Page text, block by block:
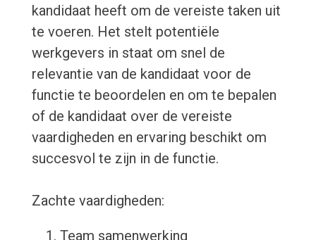
kandidaat heeft om de vereiste taken uit
te voeren. Het stelt potentiële
werkgevers in staat om snel de
relevantie van de kandidaat voor de
functie te beoordelen en om te bepalen
of de kandidaat over de vereiste
vaardigheden en ervaring beschikt om
succesvol te zijn in de functie.
Zachte vaardigheden:
Team samenwerking